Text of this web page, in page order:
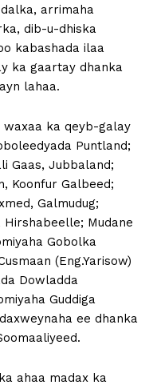
arrimaha
dib-u-dhiska
kabashada ilaa
ka gaartay dhanka
lahaa.
waxaa ka qeyb-galay
Puntland;
Gaas, Jubbaland;
Koonfur Galbeed;
Galmudug;
Hirshabeelle; Mudane
Gobolka
(Eng.Yarisow)
Dowladda
Guddiga
ee dhanka
ahaa madax ka